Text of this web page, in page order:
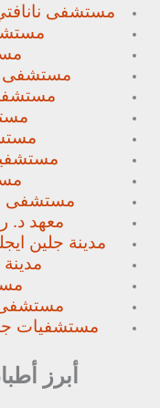
مستشفى
مستشفى
مستشفى
مستشفى
معهد د.
مدينة جلين
مدينة
مستشفى
مستشفيات
أبرز